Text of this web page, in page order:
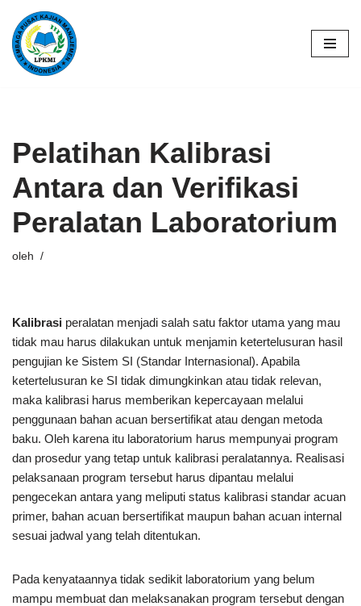
Lompat
ke
Pelatihan Kalibrasi
Antara dan Verifikasi
Peralatan Laboratorium
oleh
Kalibrasi peralatan menjadi salah satu faktor utama yang mau
tidak mau harus dilakukan untuk menjamin ketertelusuran hasil
pengujian ke Sistem SI (Standar Internasional). Apabila
ketertelusuran ke SI tidak dimungkinkan atau tidak relevan,
maka kalibrasi harus memberikan kepercayaan melalui
penggunaan bahan acuan bersertifikat atau dengan metoda
baku. Oleh karena itu laboratorium harus mempunyai program
dan prosedur yang tetap untuk kalibrasi peralatannya. Realisasi
pelaksanaan program tersebut harus dipantau melalui
pengecekan antara yang meliputi status kalibrasi standar acuan
primer, bahan acuan bersertifikat maupun bahan acuan internal
sesuai jadwal yang telah ditentukan.
Pada kenyataannya tidak sedikit laboratorium yang belum
mampu membuat dan melaksanakan program tersebut dengan